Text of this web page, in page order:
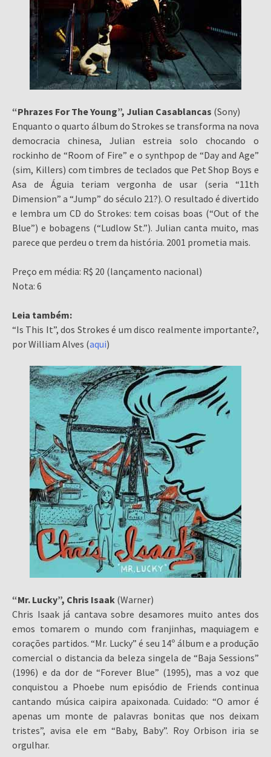
“Phrazes For The Young”, Julian Casablancas (Sony)
Enquanto o quarto álbum do Strokes se transforma na nova
democracia chinesa, Julian estreia solo chocando o
rockinho de “Room of Fire” e o synthpop de “Day and Age”
(sim, Killers) com timbres de teclados que Pet Shop Boys e
Asa de Águia teriam vergonha de usar (seria “11th
Dimension” a “Jump” do século 21?). O resultado é divertido
e lembra um CD do Strokes: tem coisas boas (“Out of the
Blue”) e bobagens (“Ludlow St.”). Julian canta muito, mas
parece que perdeu o trem da história. 2001 prometia mais.
Preço em média: R$ 20 (lançamento nacional)
Nota: 6
Leia também:
“Is This It”, dos Strokes é um disco realmente importante?,
por William Alves (aqui)
“Mr. Lucky”, Chris Isaak (Warner)
Chris Isaak já cantava sobre desamores muito antes dos
emos tomarem o mundo com franjinhas, maquiagem e
corações partidos. “Mr. Lucky” é seu 14º álbum e a produção
comercial o distancia da beleza singela de “Baja Sessions”
(1996) e da dor de “Forever Blue” (1995), mas a voz que
conquistou a Phoebe num episódio de Friends continua
cantando música caipira apaixonada. Cuidado: “O amor é
apenas um monte de palavras bonitas que nos deixam
tristes”, avisa ele em “Baby, Baby”. Roy Orbison iria se
orgulhar.